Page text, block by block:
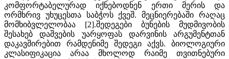
კომფორტაბელურად იქნებოდნენ ერთი მერის და
ორმხრივ უხუცესთა საბჭოს ქვეშ. მეცნიერებაში რაღაც
მომხიბვლელობაა [2].შედეგები ბუნების მუდმივობის
შესახებ დაშვების უარყოფას დარვინის არგუმენტთან
დაკავშირებით რამდენიმე შედეგი აქვს. ბიოლოგიური
კლასიფიკაცია არაა მხოლოდ რაიმე თვითნებური